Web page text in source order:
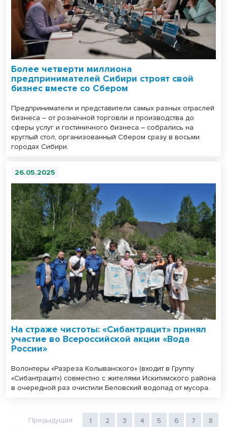
Более четверти миллиона
предпринимателей Сибири строят свой
бизнес вместе со Сбером
Предприниматели и представители самых разных отраслей
бизнеса – от розничной торговли и производства до
сферы услуг и гостиничного бизнеса – собрались на
круглый стол, организованный Сбером сразу в восьми
городах Сибири.
26.05.2025
На страже чистоты: «Сибантрацит» принял
участие во Всероссийской акции «Вода
России»
Волонтеры «Разреза Колыванского» (входит в Группу
«Сибантрацит») совместно с жителями Искитимского района
в очередной раз очистили Беловский водопад от мусора.
Предыдущая 1 2 3 4 5 6 7
8